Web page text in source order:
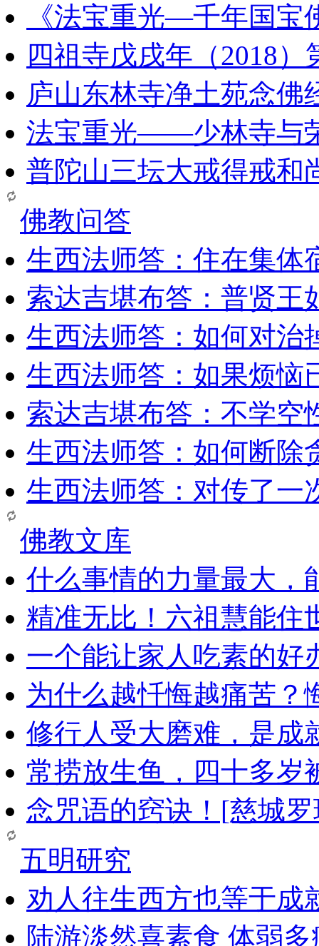
《法宝重光—千年国宝
四祖寺戊戌年（2018
庐山东林寺净土苑念佛
法宝重光——少林寺与
普陀山三坛大戒得戒和
佛教问答
生西法师答：住在集体
索达吉堪布答：普贤王
生西法师答：如何对治
生西法师答：如果烦恼
索达吉堪布答：​不学空
生西法师答：如何断除
生西法师答：对传了一
佛教文库
什么事情的力量最大，
精准无比！六祖慧能住
一个能让家人吃素的好
为什么越忏悔越痛苦？
修行人受大磨难，是成
常捞放生鱼，四十多岁
念咒语的窍诀！[慈城
五明研究
劝人往生西方也等于成
陆游淡然喜素食 体弱